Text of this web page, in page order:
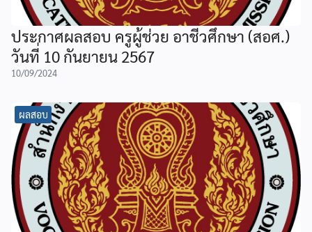
ประกาศผลสอบ ครูผู้ช่วย อาชีวศึกษา (สอศ.)
วันที่ 10 กันยายน 2567
10/09/2024
ผลสอบ